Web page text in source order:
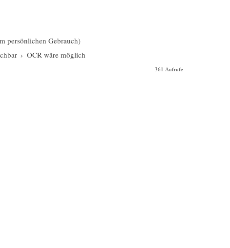
persönlichen Gebrauch)
› OCR wäre möglich
361 Aufrufe